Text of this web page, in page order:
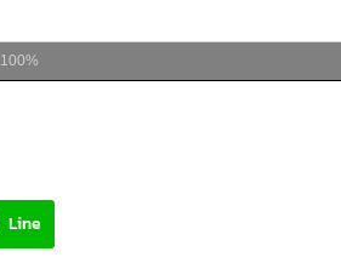
100%
Line